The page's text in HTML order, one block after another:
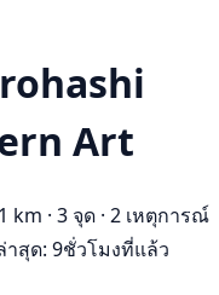
Art
km · 3 จุด · 2 เหตุการณ์
าสุด: 9ชั่วโมงที่แล้ว